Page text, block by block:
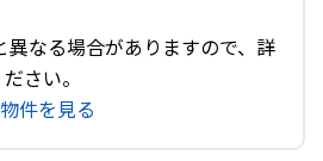
なる場合がありますので、詳
さい。
件を見る